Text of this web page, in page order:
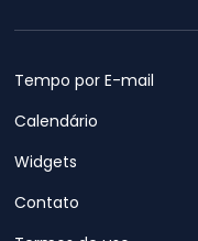
Tempo por E-mail
Calendário
Widgets
Contato